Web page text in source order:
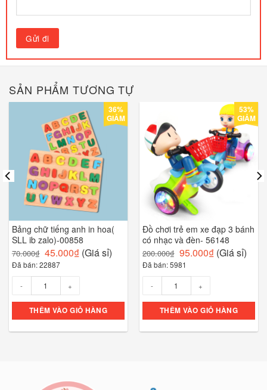
SẢN PHẨM TƯƠNG TỰ
36%
GIẢM
Bảng chữ tiếng anh in hoa(
SLL ib zalo)-00858
70.000₫ 45.000₫ (Giá sỉ)
Đã bán: 22887
THÊM VÀO GIỎ HÀNG
53%
GIẢM
Đồ chơi trẻ em xe đạp 3 bánh
có nhạc và đèn- 56148
200.000₫ 95.000₫ (Giá sỉ)
Đã bán: 5981
THÊM VÀO GIỎ HÀNG